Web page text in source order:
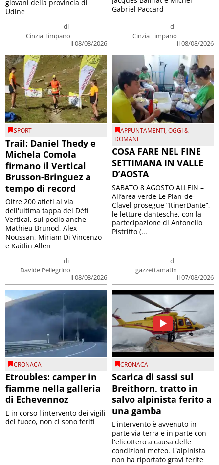
di
Cinzia Timpano
il 08/08/2026
giovani della provincia di
Udine
di
Cinzia Timpano
il 08/08/2026
Gabriel Paccard
SPORT
Trail: Daniel Thedy e
Michela Comola
firmano il Vertical
Brusson-Bringuez a
tempo di record
di
Davide Pellegrino
il 08/08/2026
Oltre 200 atleti al via
dell'ultima tappa del Défì
Vertical, sul podio anche
Mathieu Brunod, Alex
Noussan, Miriam Di Vincenzo
e Kaitlin Allen
APPUNTAMENTI,OGGI &
DOMANI
COSA FARE NEL FINE
SETTIMANA IN VALLE
D’AOSTA
di
gazzettamatin
il 07/08/2026
SABATO 8 AGOSTO ALLEIN –
All’area verde Le Plan-de-
Clavel prosegue “ItinerDante”,
le letture dantesche, con la
partecipazione di Antonello
Pistritto (...
CRONACA
Etroubles: camper in
fiamme nella galleria
di Echevennoz
E in corso l'intervento dei vigili
del fuoco, non ci sono feriti
CRONACA
Scarica di sassi sul
Breithorn, tratto in
salvo alpinista ferito a
una gamba
L'intervento è avvenuto in
parte via terra e in parte con
l'elicottero a causa delle
condizioni meteo. L'alpinista
non ha riportato gravi ferite